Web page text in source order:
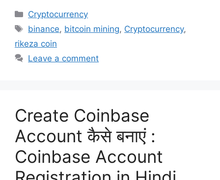
Categories
Cryptocurrency
Tags
binance, bitcoin mining, Cryptocurrency,
rikeza coin
Leave a comment
Create Coinbase
Account कैसे बनाएं :
Coinbase Account